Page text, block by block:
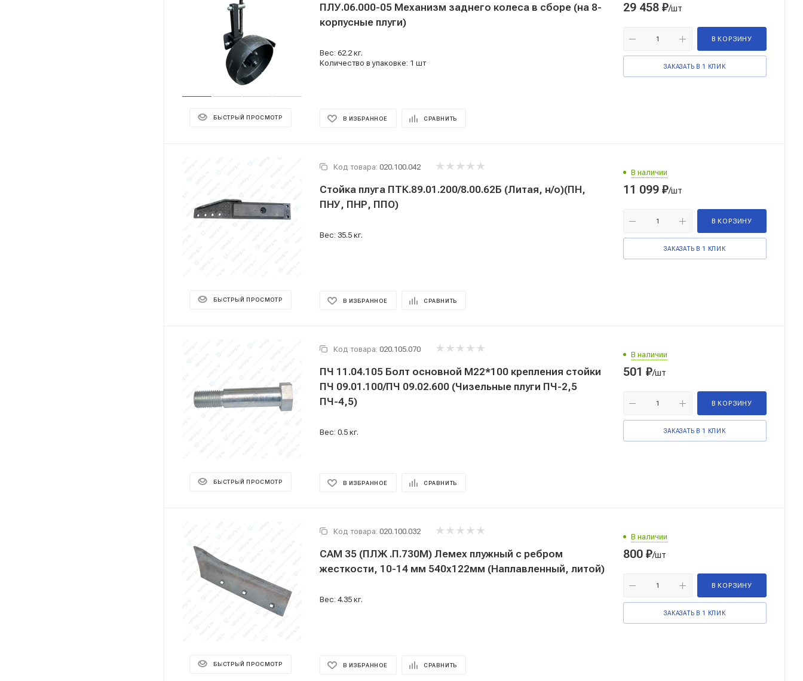
БЫСТРЫЙ ПРОСМОТР
ПЛУ.06.000-05 Механизм заднего колеса в сборе (на 8-
корпусные плуги)
Вес: 62.2 кг.
Количество в упаковке: 1 шт
В ИЗБРАННОЕ СРАВНИТЬ
29 458 ₽/шт
В КОРЗИНУ
ЗАКАЗАТЬ В 1 КЛИК
БЫСТРЫЙ ПРОСМОТР
Код товара: 020.100.042
Стойка плуга ПТК.89.01.200/8.00.62Б (Литая, н/о)(ПН,
ПНУ, ПНР, ППО)
Вес: 35.5 кг.
В ИЗБРАННОЕ СРАВНИТЬ
В наличии
11 099 ₽/шт
В КОРЗИНУ
ЗАКАЗАТЬ В 1 КЛИК
БЫСТРЫЙ ПРОСМОТР
Код товара: 020.105.070
ПЧ 11.04.105 Болт основной М22*100 крепления стойки
ПЧ 09.01.100/ПЧ 09.02.600 (Чизельные плуги ПЧ-2,5
ПЧ-4,5)
Вес: 0.5 кг.
В ИЗБРАННОЕ СРАВНИТЬ
В наличии
501 ₽/шт
В КОРЗИНУ
ЗАКАЗАТЬ В 1 КЛИК
БЫСТРЫЙ ПРОСМОТР
Код товара: 020.100.032
САМ 35 (ПЛЖ .П.730М) Лемех плужный с ребром
жесткости, 10-14 мм 540х122мм (Наплавленный, литой)
Вес: 4.35 кг.
В ИЗБРАННОЕ СРАВНИТЬ
В наличии
800 ₽/шт
В КОРЗИНУ
ЗАКАЗАТЬ В 1 КЛИК